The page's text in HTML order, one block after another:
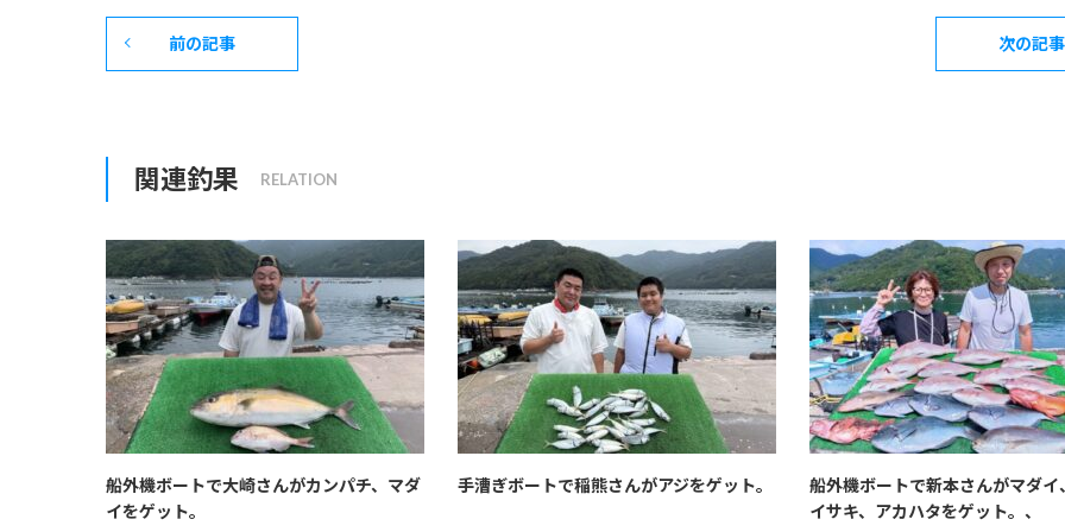
前の記事 次の記事
関連釣果
船外機ボートで大崎さんがカンパチ、マダ
イをゲット。
手漕ぎボートで稲熊さんがアジをゲット。
船外機ボートで新本さんがマダイ
イサキ、アカハタをゲット。、